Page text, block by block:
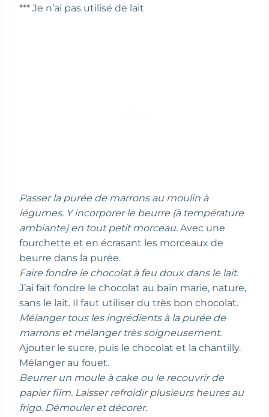
*** Je n’ai pas utilisé de lait
Passer la purée de marrons au moulin à
légumes. Y incorporer le beurre (à température
ambiante) en tout petit morceau. Avec une
fourchette et en écrasant les morceaux de
beurre dans la purée.
Faire fondre le chocolat à feu doux dans le lait.
J’ai fait fondre le chocolat au bain marie, nature,
sans le lait. Il faut utiliser du très bon chocolat.
Mélanger tous les ingrédients à la purée de
marrons et mélanger très soigneusement.
Ajouter le sucre, puis le chocolat et la chantilly.
Mélanger au fouet.
Beurrer un moule à cake ou le recouvrir de
papier film. Laisser refroidir plusieurs heures au
frigo. Démouler et décorer.